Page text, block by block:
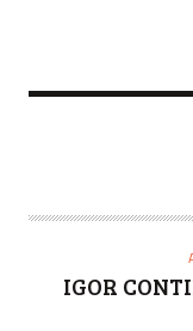
IGOR